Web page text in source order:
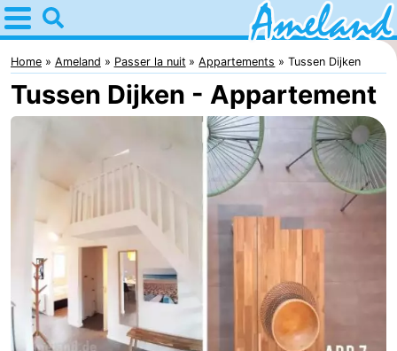
Home
Ameland
Astuces
enfants
Villages
Nature
Passer
la
nuit
Appartements
-
Home Ameland Passer la nuit Appartements Tussen Dijken
Tussen Dijken - Appartement